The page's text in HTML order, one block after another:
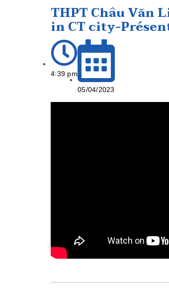
THPT Châu Văn
in CT city-
4:39 pm
05/04/2023